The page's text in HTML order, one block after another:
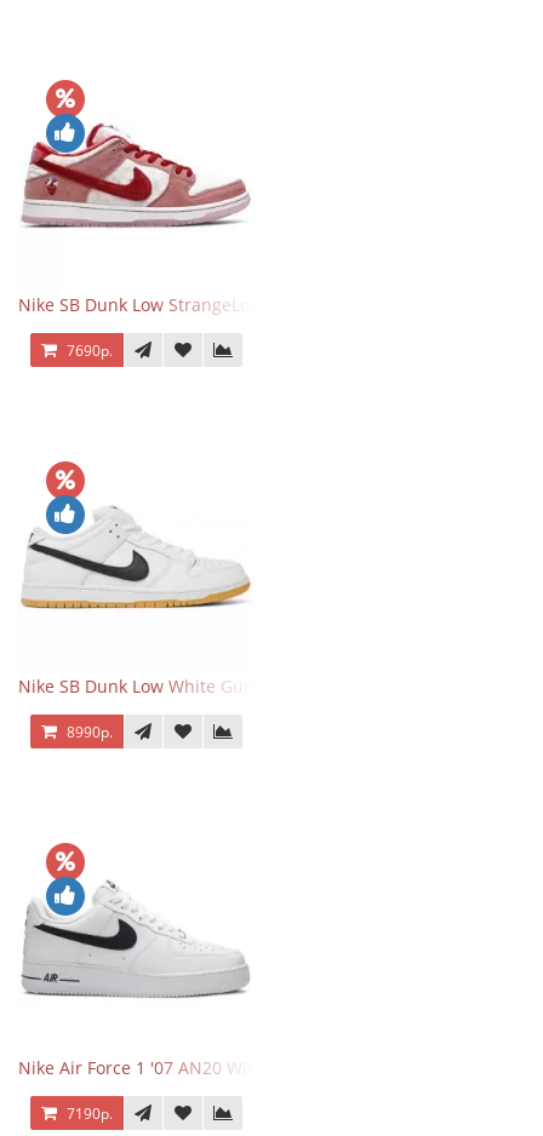
Nike SB Dunk Low StrangeLove Valentine's Day
7690р.
Nike SB Dunk Low White Gum
8990р.
Nike Air Force 1 '07 AN20 White Black
7190р.